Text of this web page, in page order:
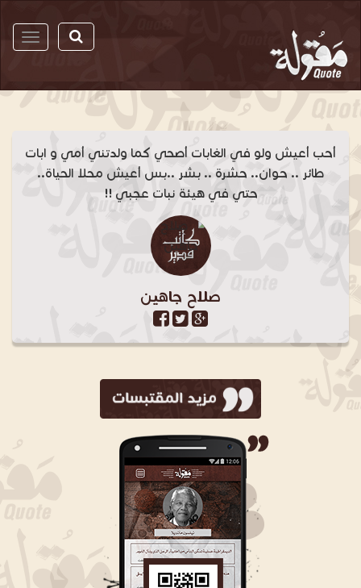
أحب أعيش ولو في الغابات أصحي كما ولدتني أمي و ابات
طائر .. حوان.. حشرة .. بشر ..بس أعيش محلا الحياة..
حتي في هيئة نبات عجبي !!
صلاح جاهين